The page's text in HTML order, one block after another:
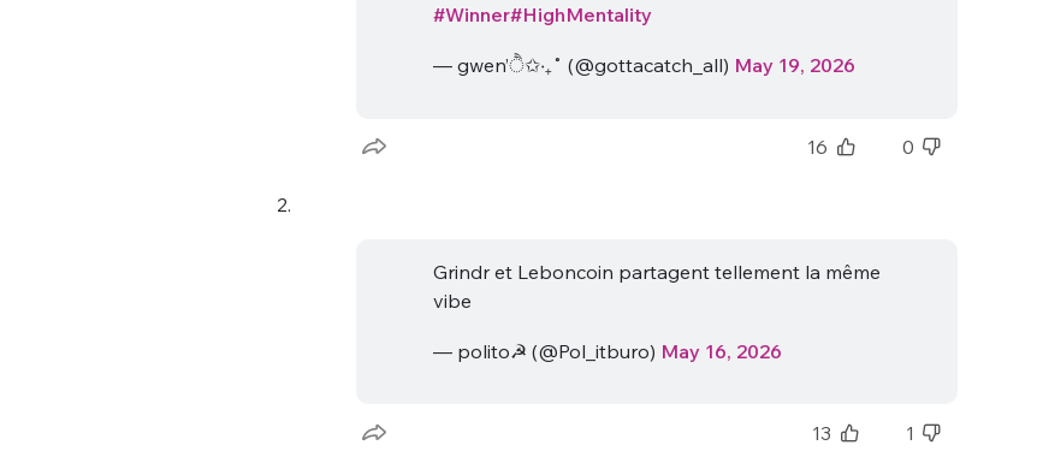
#Winner#HighMentality
— gwen’ੈ✩‧₊˚ (@gottacatch_all) May 19, 2026
16 0
2.
Grindr et Leboncoin partagent tellement la même
vibe
— polito☭ (@Pol_itburo) May 16, 2026
13 1